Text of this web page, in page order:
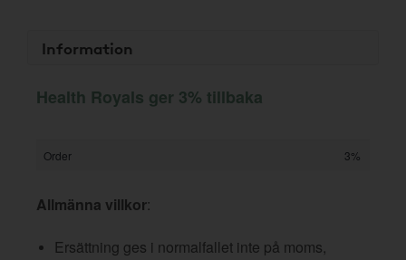
Information
Health Royals ger 3% tillbaka
Order 3%
Allmänna villkor:
Ersättning ges i normalfallet inte på moms,